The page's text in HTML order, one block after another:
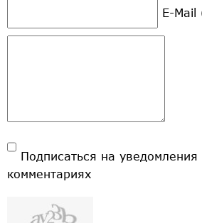
E-Mail
Подписаться на
комментариях